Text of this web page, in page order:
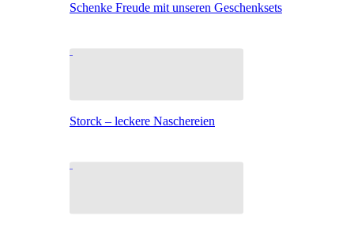
Schenke Freude mit unseren Geschenksets
Storck – leckere Naschereien